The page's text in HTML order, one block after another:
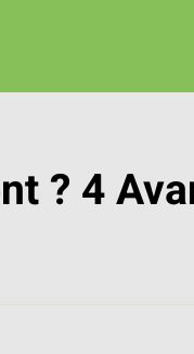
? 4